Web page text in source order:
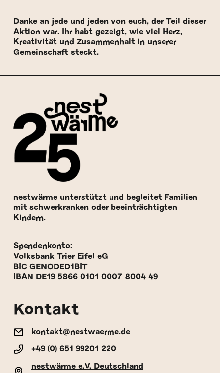
Danke an jede und jeden von euch, der Teil dieser
Aktion war. Ihr habt gezeigt, wie viel Herz,
Kreativität und Zusammenhalt in unserer
Gemeinschaft steckt.
nestwärme unterstützt und begleitet Familien
mit schwerkranken oder beeinträchtigten
Kindern.
Spendenkonto:
Volksbank Trier Eifel eG
BIC GENODED1BIT
IBAN DE19 5866 0101 0007 8004 49
Kontakt
kontakt@nestwaerme.de
+49 (0) 651 99201 220
nestwärme e.V. Deutschland